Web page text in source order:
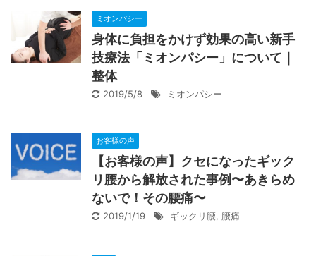
ミオンパシー
身体に負担をかけず効果の高い新手
技療法「ミオンパシー」について｜
整体
2019/5/8 ミオンパシー
お客様の声
【お客様の声】クセになったギック
リ腰から解放された事例〜あきらめ
ないで！その腰痛〜
2019/1/19 ギックリ腰, 腰痛